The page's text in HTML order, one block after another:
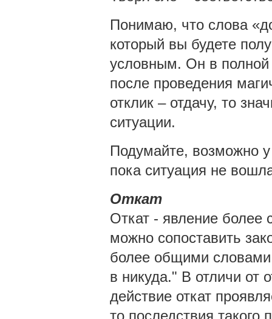
Понимаю, что слова
который вы будете
условным. Он в
после проведения
отклик – отдачу, то
ситуации.
Подумайте, возможно
пока ситуация не
Откат
Откат - явление более
можно сопоставить
более общими
в никуда." В отличи от
действие откат
то последствия такого